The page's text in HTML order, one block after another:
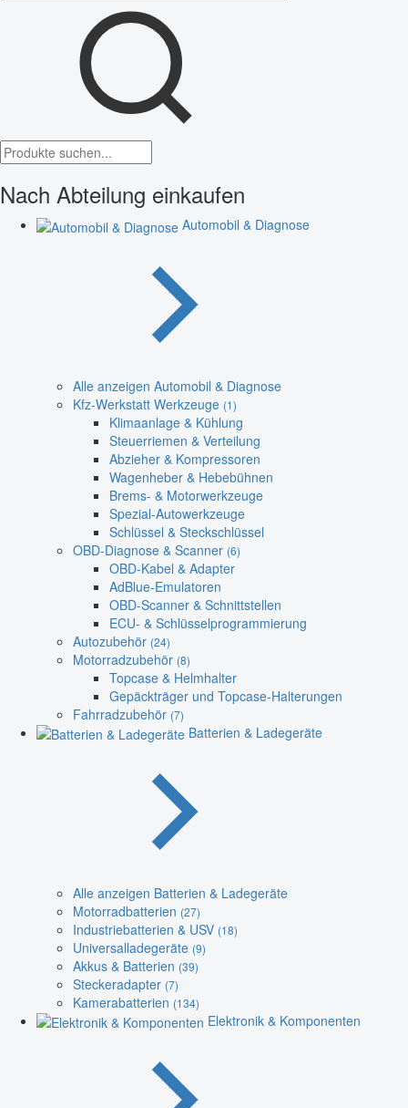
Nach Abteilung einkaufen
Automobil & Diagnose
Alle anzeigen Automobil & Diagnose
Kfz-Werkstatt Werkzeuge (1)
Klimaanlage & Kühlung
Steuerriemen & Verteilung
Abzieher & Kompressoren
Wagenheber & Hebebühnen
Brems- & Motorwerkzeuge
Spezial-Autowerkzeuge
Schlüssel & Steckschlüssel
OBD-Diagnose & Scanner (6)
OBD-Kabel & Adapter
AdBlue-Emulatoren
OBD-Scanner & Schnittstellen
ECU- & Schlüsselprogrammierung
Autozubehör (24)
Motorradzubehör (8)
Topcase & Helmhalter
Gepäckträger und Topcase-Halterungen
Fahrradzubehör (7)
Batterien & Ladegeräte
Alle anzeigen Batterien & Ladegeräte
Motorradbatterien (27)
Industriebatterien & USV (18)
Universalladegeräte (9)
Akkus & Batterien (39)
Steckeradapter (7)
Kamerabatterien (134)
Elektronik & Komponenten